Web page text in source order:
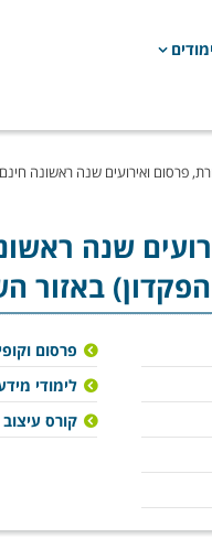
פרסום ואירועים שנה ראשונה
שנה
באזור
פרסום
לימודי
קורס עיצוב